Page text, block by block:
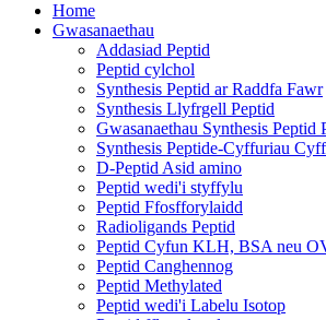
Home
Gwasanaethau
Addasiad Peptid
Peptid cylchol
Synthesis Peptid ar Raddfa Fawr
Synthesis Llyfrgell Peptid
Gwasanaethau Synthesis Peptid
Synthesis Peptide-Cyffuriau
D-Peptid Asid amino
Peptid wedi'i styffylu
Peptid Ffosfforylaidd
Radioligands Peptid
Peptid Cyfun KLH, BSA neu
Peptid Canghennog
Peptid Methylated
Peptid wedi'i Labelu Isotop